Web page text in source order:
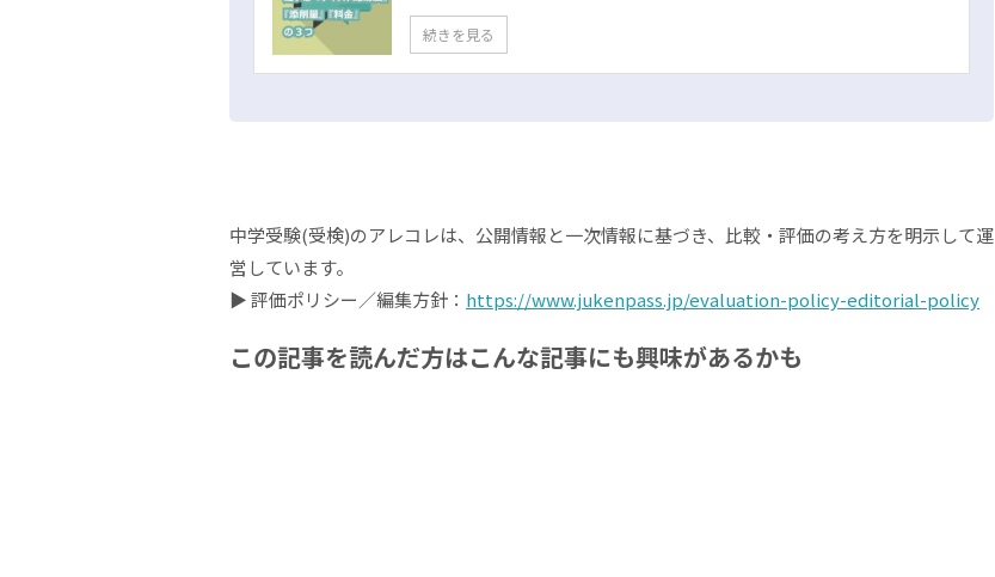
続きを見る
中学受験(受検)のアレコレは、公開情報と一次情報に基づき、比較・評価の考え方を明示して運
営しています。
▶ 評価ポリシー／編集方針： https://www.jukenpass.jp/evaluation-policy-editorial-policy
この記事を読んだ方はこんな記事にも興味があるかも